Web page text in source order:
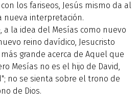
los fariseos, Jesús mismo da al
nueva interpretación.
a la idea del Mesías como nuevo
reino davídico, Jesucristo
grande acerca de Aquel que
Mesías no es el hijo de David,
no se sienta sobre el trono de
de Dios.